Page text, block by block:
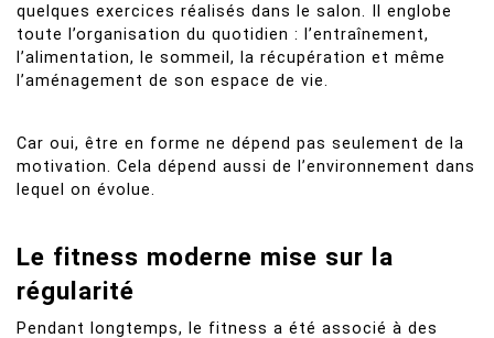
quelques exercices réalisés dans le salon. Il englobe
toute l’organisation du quotidien : l’entraînement,
l’alimentation, le sommeil, la récupération et même
l’aménagement de son espace de vie.
Car oui, être en forme ne dépend pas seulement de la
motivation. Cela dépend aussi de l’environnement dans
lequel on évolue.
Le fitness moderne mise sur la
régularité
Pendant longtemps, le fitness a été associé à des